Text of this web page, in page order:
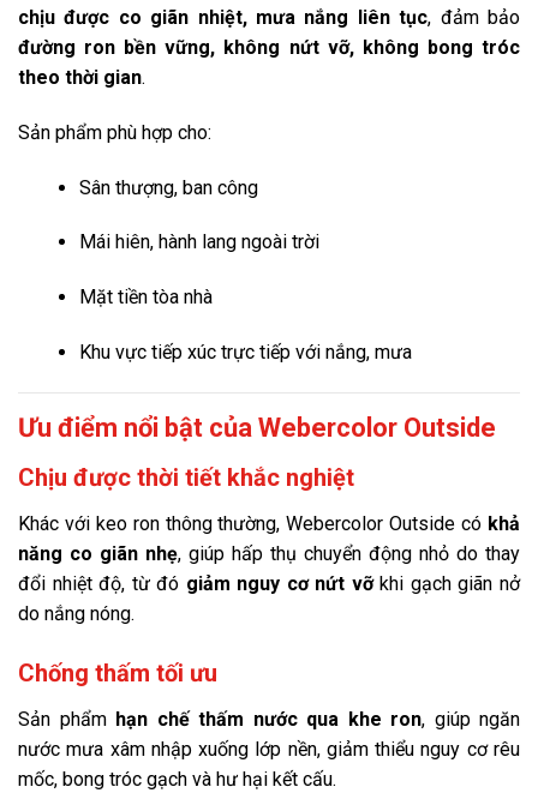
chịu được co giãn nhiệt, mưa nắng liên tục, đảm bảo
đường ron bền vững, không nứt vỡ, không bong tróc
theo thời gian.
Sản phẩm phù hợp cho:
Sân thượng, ban công
Mái hiên, hành lang ngoài trời
Mặt tiền tòa nhà
Khu vực tiếp xúc trực tiếp với nắng, mưa
Ưu điểm nổi bật của Webercolor Outside
Chịu được thời tiết khắc nghiệt
Khác với keo ron thông thường, Webercolor Outside có khả
năng co giãn nhẹ, giúp hấp thụ chuyển động nhỏ do thay
đổi nhiệt độ, từ đó giảm nguy cơ nứt vỡkhi gạch giãn nở
do nắng nóng.
Chống thấm tối ưu
Sản phẩm hạn chế thấm nước qua khe ron, giúp ngăn
nước mưa xâm nhập xuống lớp nền, giảm thiểu nguy cơ rêu
mốc, bong tróc gạch và hư hại kết cấu.